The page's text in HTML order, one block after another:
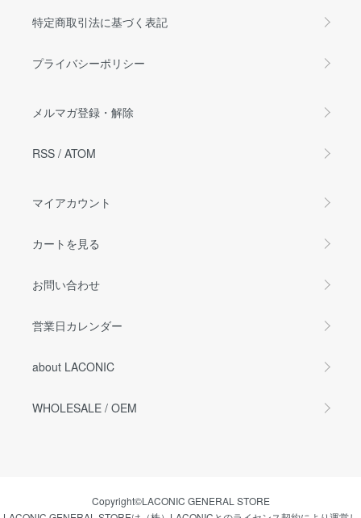
特定商取引法に基づく表記
プライバシーポリシー
メルマガ登録・解除
RSS / ATOM
マイアカウント
カートを見る
お問い合わせ
営業日カレンダー
about LACONIC
WHOLESALE / OEM
Copyright©LACONIC GENERAL STORE